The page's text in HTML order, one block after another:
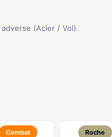
(Acier / Vol).
Combat Roche